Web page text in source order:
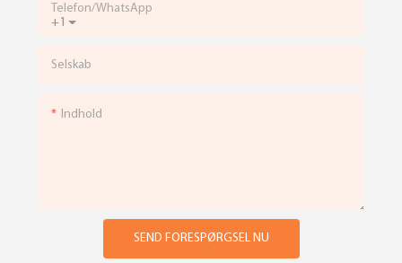
+1
Telefon/whatsApp
Selskab
Indhold
SEND FORESPØRGSEL NU